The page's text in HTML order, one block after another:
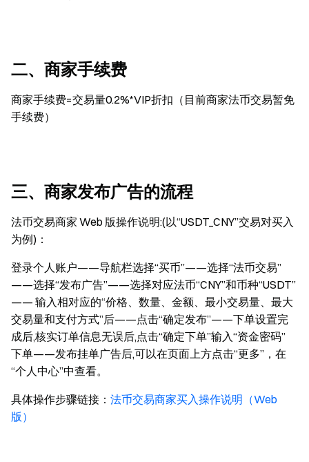
二、商家手续费
商家手续费=交易量0.2%*VIP折扣（目前商家法币交易暂免
手续费）
三、商家发布广告的流程
法币交易商家 Web 版操作说明:(以“USDT_CNY”交易对买入
为例)：
登录个人账户——导航栏选择“买币”——选择“法币交易”
——选择“发布广告”——选择对应法币“CNY”和币种“USDT”
—— 输入相对应的“价格、数量、金额、最小交易量、最大
交易量和支付方式”后——点击“确定发布”——下单设置完
成后,核实订单信息无误后,点击“确定下单”输入“资金密码”
下单——发布挂单广告后,可以在页面上方点击“更多”，在
“个人中心”中查看。
具体操作步骤链接： 法币交易商家买入操作说明（Web
版）